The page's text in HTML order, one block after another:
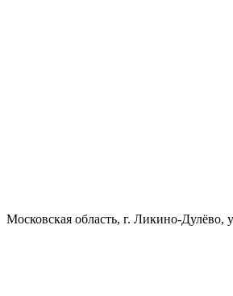
Московская область, г. Ликино-Дулёво,